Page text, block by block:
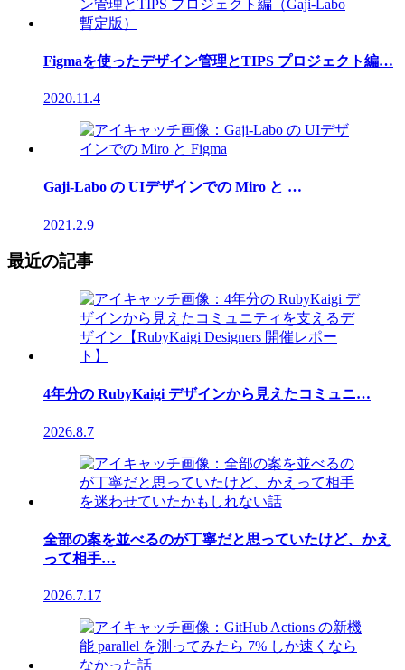
Figmaを使ったデザイン管理とTIPS プロジェクト編…
2020.11.4
Gaji-Labo の UIデザインでの Miro と …
2021.2.9
最近の記事
4年分の RubyKaigi デザインから見えたコミュニ…
2026.8.7
全部の案を並べるのが丁寧だと思っていたけど、かえ
って相手…
2026.7.17